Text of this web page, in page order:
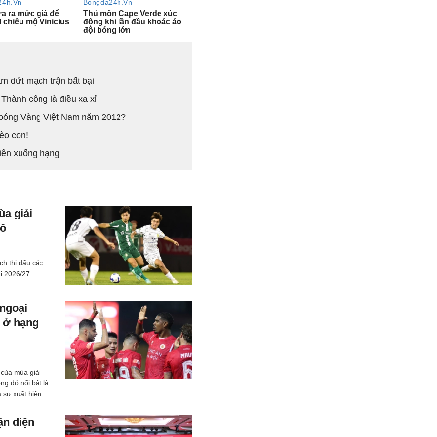
dứt mạch trận bất bại
công là điều xa xỉ
Vàng Việt Nam năm 2012?
con!
xuống hạng
giải
thi đấu các
2026/27.
ở hạng
mùa giải
đó nổi bật là
sự xuất hiện
diện